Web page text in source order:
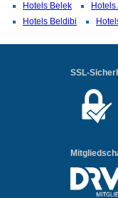
Hotels Belek
Hotels Beldibi
SSL-